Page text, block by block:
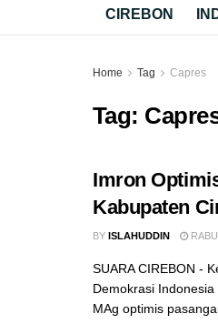
CIREBON
Home Tag Capres
Tag:
Imron
Kabupaten
BY ISLAHUDDIN
SUARA CIREBON -
Demokrasi
MAg optimis